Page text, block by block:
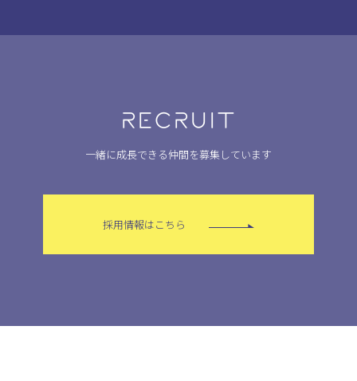
RECRUIT
一緒に成長できる仲間を募集しています
採用情報はこちら